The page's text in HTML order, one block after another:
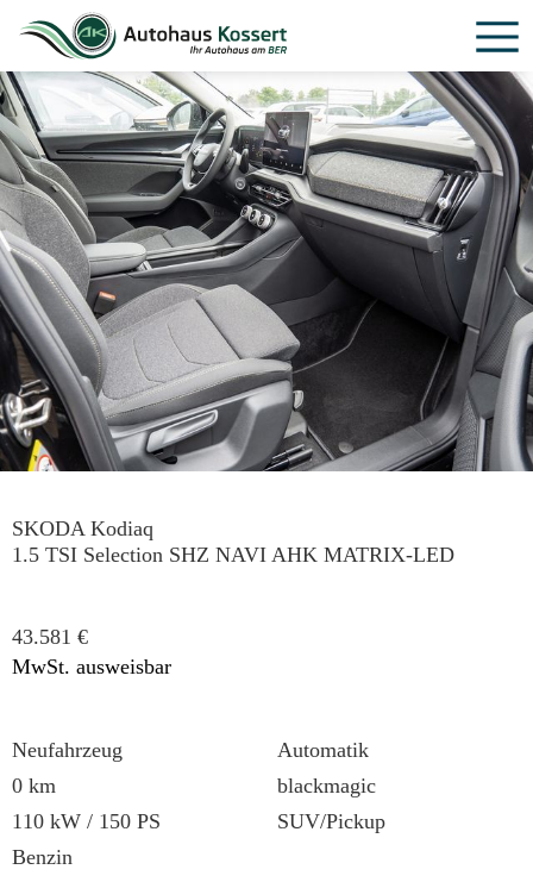
SKODA Kodiaq
1.5 TSI Selection SHZ NAVI AHK MATRIX-LED
43.581 €
MwSt. ausweisbar
Neufahrzeug
0 km
110 kW / 150 PS
Benzin
Automatik
blackmagic
SUV/Pickup